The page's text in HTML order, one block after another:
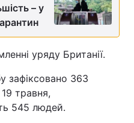
– у
уряду Британії.
зафіксовано 363
травня,
545 людей.